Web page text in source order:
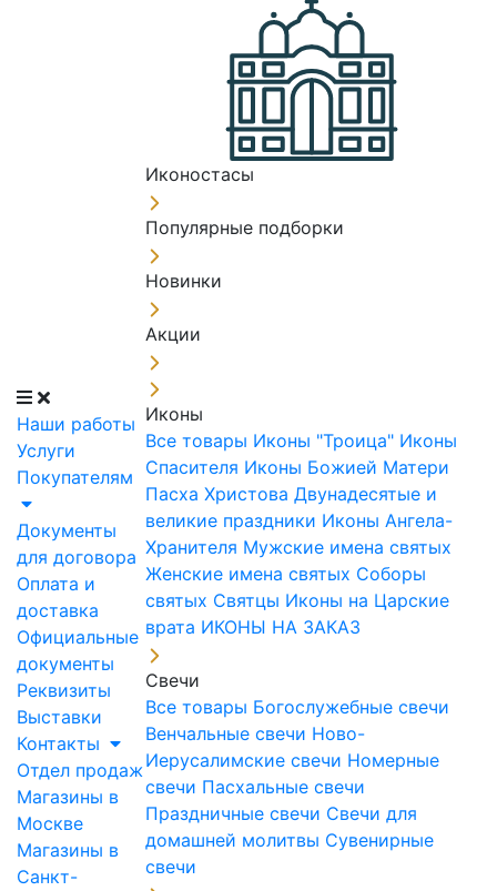
Наши работы
Услуги
Покупателям
Документы
для договора
Оплата и
доставка
Официальные
документы
Реквизиты
Выставки
Контакты
Отдел продаж
Магазины в
Москве
Магазины в
Санкт-
Иконостасы
Популярные подборки
Новинки
Акции
Иконы
Все товары Иконы "Троица" Иконы
Спасителя Иконы Божией Матери
Пасха Христова Двунадесятые и
великие праздники Иконы Ангела-
Хранителя Мужские имена святых
Женские имена святых Соборы
святых Святцы Иконы на Царские
врата ИКОНЫ НА ЗАКАЗ
Свечи
Все товары Богослужебные свечи
Венчальные свечи Ново-
Иерусалимские свечи Номерные
свечи Пасхальные свечи
Праздничные свечи Свечи для
домашней молитвы Сувенирные
свечи